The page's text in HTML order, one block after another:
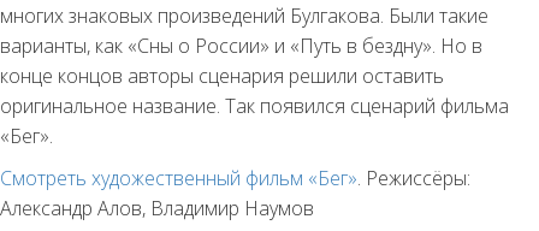
многих знаковых произведений Булгакова. Были такие
варианты, как «Сны о России» и «Путь в бездну». Но в
конце концов авторы сценария решили оставить
оригинальное название. Так появился сценарий фильма
«Бег».
Смотреть художественный фильм «Бег». Режиссёры:
Александр Алов, Владимир Наумов